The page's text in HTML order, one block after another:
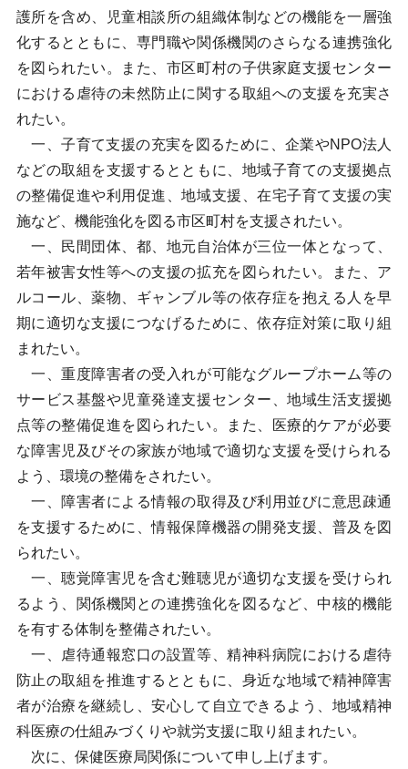
護所を含め、児童相談所の組織体制などの機能を一層強
化するとともに、専門職や関係機関のさらなる連携強化
を図られたい。また、市区町村の子供家庭支援センター
における虐待の未然防止に関する取組への支援を充実さ
れたい。
一、子育て支援の充実を図るために、企業やNPO法人
などの取組を支援するとともに、地域子育ての支援拠点
の整備促進や利用促進、地域支援、在宅子育て支援の実
施など、機能強化を図る市区町村を支援されたい。
一、民間団体、都、地元自治体が三位一体となって、
若年被害女性等への支援の拡充を図られたい。また、ア
ルコール、薬物、ギャンブル等の依存症を抱える人を早
期に適切な支援につなげるために、依存症対策に取り組
まれたい。
一、重度障害者の受入れが可能なグループホーム等の
サービス基盤や児童発達支援センター、地域生活支援拠
点等の整備促進を図られたい。また、医療的ケアが必要
な障害児及びその家族が地域で適切な支援を受けられる
よう、環境の整備をされたい。
一、障害者による情報の取得及び利用並びに意思疎通
を支援するために、情報保障機器の開発支援、普及を図
られたい。
一、聴覚障害児を含む難聴児が適切な支援を受けられ
るよう、関係機関との連携強化を図るなど、中核的機能
を有する体制を整備されたい。
一、虐待通報窓口の設置等、精神科病院における虐待
防止の取組を推進するとともに、身近な地域で精神障害
者が治療を継続し、安心して自立できるよう、地域精神
科医療の仕組みづくりや就労支援に取り組まれたい。
次に、保健医療局関係について申し上げます。